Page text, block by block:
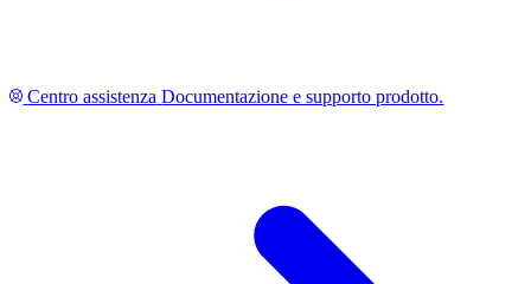
Centro assistenza Documentazione e supporto prodotto.